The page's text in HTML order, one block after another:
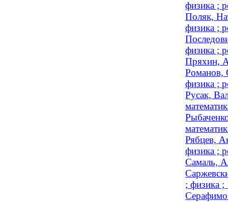
физика ;
Поляк,
физика ;
физика ;
Пряхин,
Романов,
физика ;
Русак,
Рябцев,
физика ;
Самаль,
; физика